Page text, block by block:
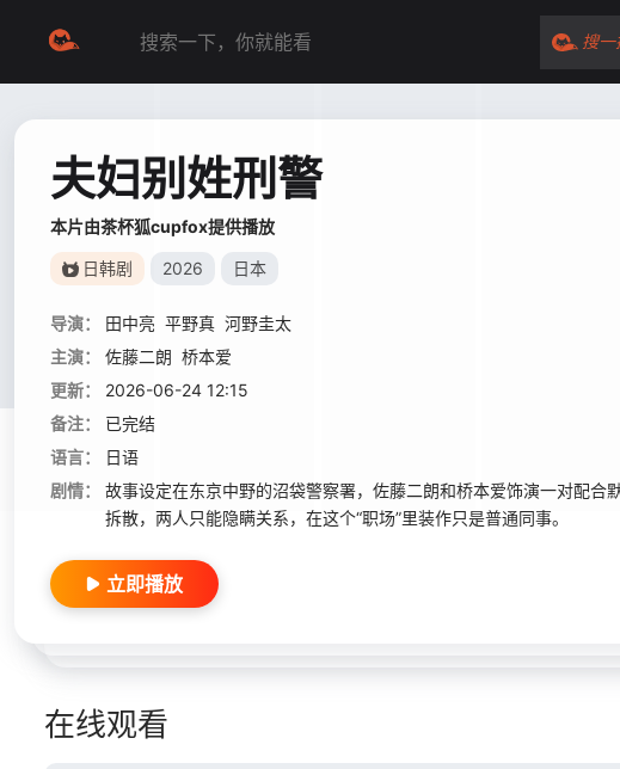
搜一
夫妇别姓刑警
本片由茶杯狐cupfox提供播放
日韩剧 2026 日本
导演： 田中亮 平野真 河野圭太
主演：
佐藤二朗 桥本爱
更新：
2026-06-24 12:15
备注：
已完结
语言：
日语
剧情：
故事设定在东京中野的沼袋警察署，佐藤二朗和桥本爱饰演一对配合
拆散，两人只能隐瞒关系，在这个“职场”里装作只是普通同事。
立即播放
在线观看